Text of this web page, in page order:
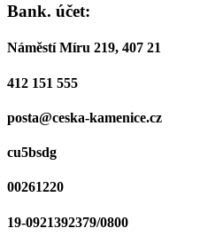
Bank. účet:
Náměstí Míru 219, 407 21
412 151 555
posta@ceska-kamenice.cz
cu5bsdg
00261220
19-0921392379/0800